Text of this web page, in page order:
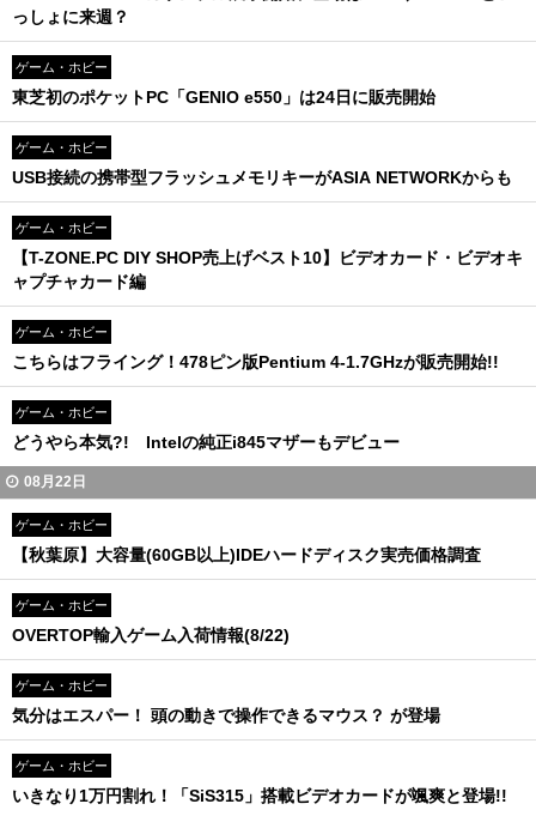
っしょに来週？
ゲーム・ホビー
東芝初のポケットPC「GENIO e550」は24日に販売開始
ゲーム・ホビー
USB接続の携帯型フラッシュメモリキーがASIA NETWORKからも
ゲーム・ホビー
【T-ZONE.PC DIY SHOP売上げベスト10】ビデオカード・ビデオキ
ャプチャカード編
ゲーム・ホビー
こちらはフライング！478ピン版Pentium 4-1.7GHzが販売開始!!
ゲーム・ホビー
どうやら本気?! Intelの純正i845マザーもデビュー
08月22日
ゲーム・ホビー
【秋葉原】大容量(60GB以上)IDEハードディスク実売価格調査
ゲーム・ホビー
OVERTOP輸入ゲーム入荷情報(8/22)
ゲーム・ホビー
気分はエスパー！ 頭の動きで操作できるマウス？ が登場
ゲーム・ホビー
いきなり1万円割れ！「SiS315」搭載ビデオカードが颯爽と登場!!